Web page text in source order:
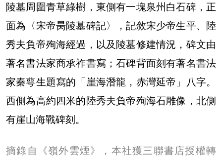
陵墓周圍青草綠樹，東側有一塊泉州白石碑，正
面為〈宋帝昺陵墓碑記〉，記敘宋少帝生平、陸
秀夫負帝殉海經過，以及陵墓修建情況，碑文由
著名書法家商承祚書寫；石碑背面刻有著名書法
家秦萼生題寫的「崖海潛龍，赤灣延帝」八字。
西側為高約四米的陸秀夫負帝殉海石雕像，北側
有崖山海戰碑刻。
摘錄自《嶺外雲煙》，本社獲三聯書店授權轉